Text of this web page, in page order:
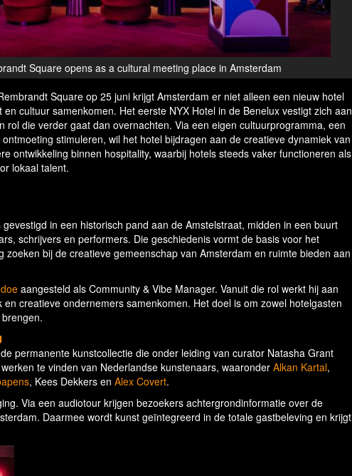
Square opens as a cultural meeting place in Amsterdam
Square op 25 juni krijgt Amsterdam er niet alleen een nieuw hotel
cultuur samenkomen. Het eerste NYX Hotel in de Benelux vestigt zich aan
rol die verder gaat dan overnachten. Via een eigen cultuurprogramma, een
stimuleren, wil het hotel bijdragen aan de creatieve dynamiek van
ontwikkeling binnen hospitality, waarbij hotels steeds vaker functioneren als
lokaal talent.
gevestigd in een historisch pand aan de Amstelstraat, midden in een buurt
schrijvers en performers. Die geschiedenis vormt de basis voor het
zoeken bij de creatieve gemeenschap van Amsterdam en ruimte bieden aan
aangesteld als Community & Vibe Manager. Vanuit die rol werkt hij aan
creatieve ondernemers samenkomen. Het doel is om zowel hotelgasten
permanente kunstcollectie die onder leiding van curator Natasha Grant
te vinden van Nederlandse kunstenaars, waaronderAlkan Kartal,
, Kees Dekkers en Alex Covert.
Via een audiotour krijgen bezoekers achtergrondinformatie over de
Daarmee wordt kunst geïntegreerd in de totale gastbeleving en krijgt